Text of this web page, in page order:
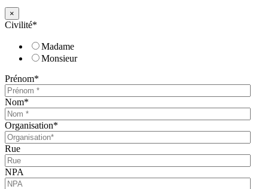
×
Civilité*
Madame
Monsieur
Prénom*
Nom*
Organisation*
Rue
NPA